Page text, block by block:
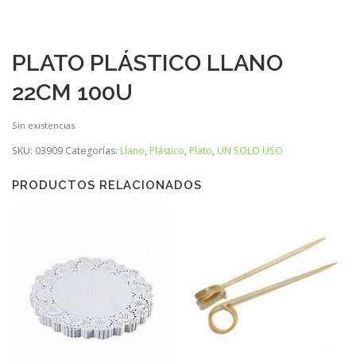
PLATO PLÁSTICO LLANO
22CM 100U
Sin existencias
SKU: 03909 Categorías: Llano, Plástico, Plato, UN SOLO USO
PRODUCTOS RELACIONADOS